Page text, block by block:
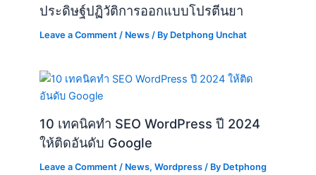
ประดิษฐ์ปฏิวัติการออกแบบโปรตีนยา
Leave a Comment / News / By Detphong Unchat
10 เทคนิคทำ SEO WordPress ปี 2024
ให้ติดอันดับ Google
Leave a Comment / News,Wordpress / By Detphong